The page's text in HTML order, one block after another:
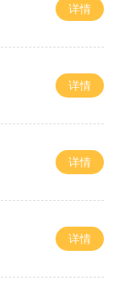
详情
详情
详情
详情